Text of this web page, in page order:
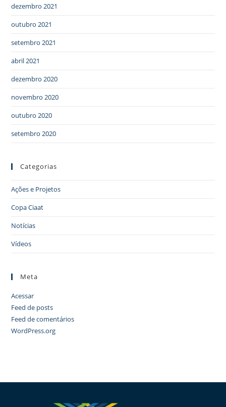
dezembro 2021
outubro 2021
setembro 2021
abril 2021
dezembro 2020
novembro 2020
outubro 2020
setembro 2020
Categorias
Ações e Projetos
Copa Ciaat
Notícias
Vídeos
Meta
Acessar
Feed de posts
Feed de comentários
WordPress.org